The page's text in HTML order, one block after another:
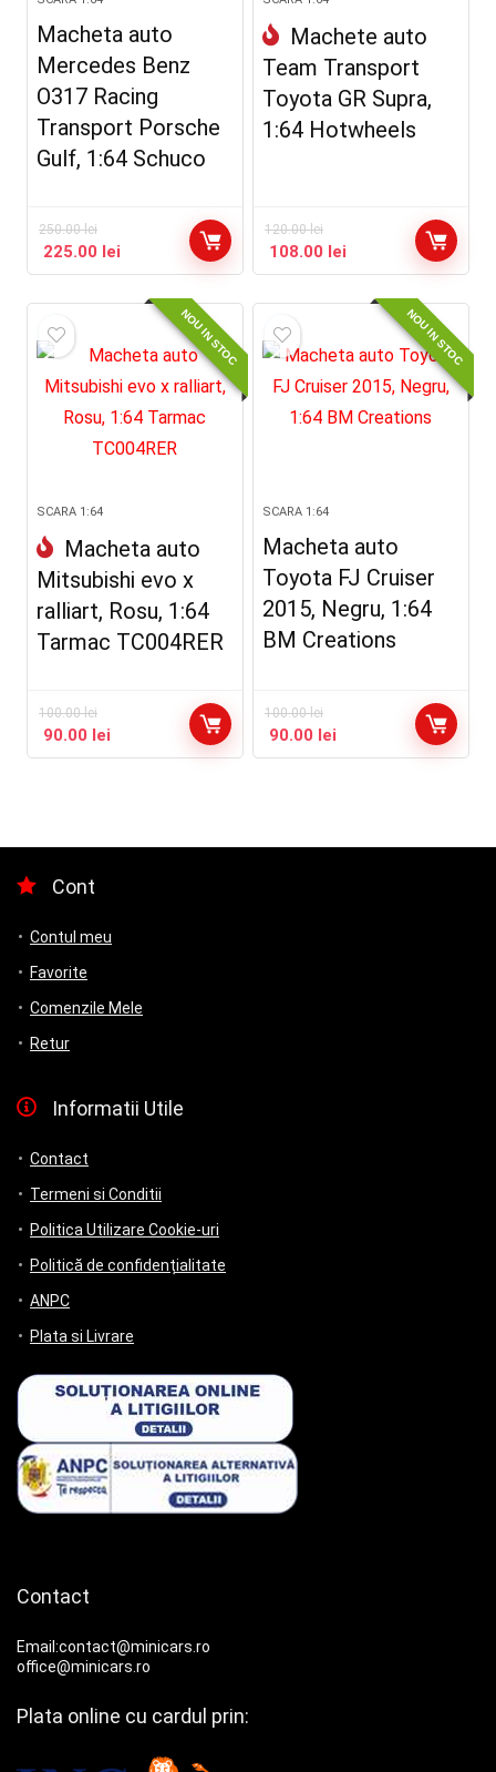
Macheta auto
Mercedes Benz
O317 Racing
Transport Porsche
Gulf, 1:64 Schuco
250.00lei
225.00 lei
Machete auto
Team Transport
Toyota GR Supra,
1:64 Hotwheels
120.00lei
108.00 lei
NOU IN STOC
SCARA 1:64
Macheta auto
Mitsubishi evo x
ralliart, Rosu, 1:64
Tarmac TC004RER
100.00lei
90.00 lei
NOU IN STOC
SCARA 1:64
Macheta auto
Toyota FJ Cruiser
2015, Negru, 1:64
BM Creations
100.00lei
90.00 lei
Cont
Contul meu
Favorite
Comenzile Mele
Retur
Informatii Utile
Contact
Termeni si Conditii
Politica Utilizare Cookie-uri
Politică de confidențialitate
ANPC
Plata si Livrare
Contact
Email:contact@minicars.ro
office@minicars.ro
Plata online cu cardul prin: